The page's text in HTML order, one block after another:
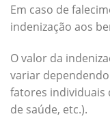
Em caso de
indenização aos
O valor da
variar
fatores individuais
de saúde, etc.).